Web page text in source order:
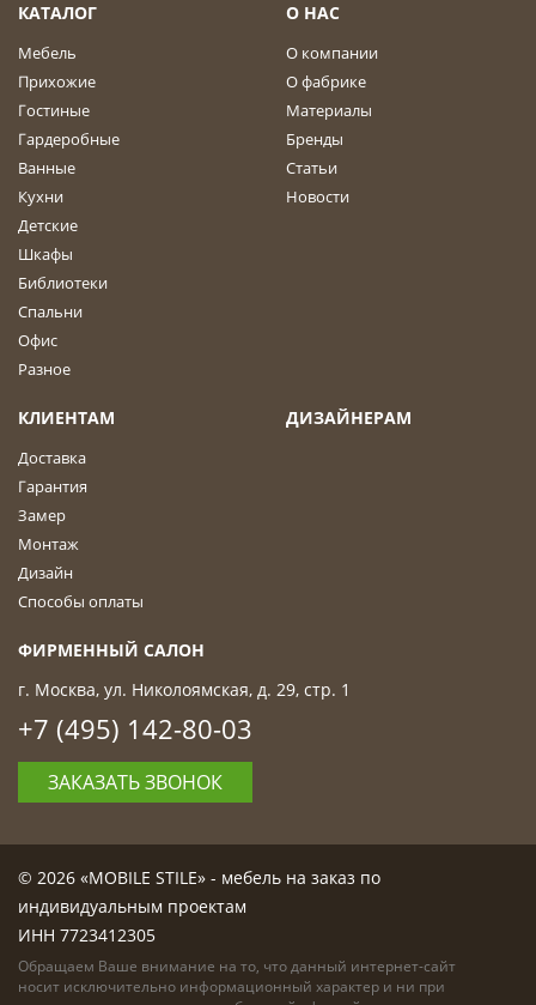
КАТАЛОГ
Мебель
Прихожие
Гостиные
Гардеробные
Ванные
Кухни
Детские
Шкафы
Библиотеки
Спальни
Офис
Разное
О НАС
О компании
О фабрике
Материалы
Бренды
Статьи
Новости
КЛИЕНТАМ
Доставка
Гарантия
Замер
Монтаж
Дизайн
Способы оплаты
ДИЗАЙНЕРАМ
ФИРМЕННЫЙ САЛОН
г. Москва, ул. Николоямская, д. 29, стр. 1
+7 (495) 142-80-03
ЗАКАЗАТЬ ЗВОНОК
© 2026 «MOBILE STILE» - мебель на заказ по
индивидуальным проектам
ИНН 7723412305
Обращаем Ваше внимание на то, что данный интернет-сайт
носит исключительно информационный характер и ни при